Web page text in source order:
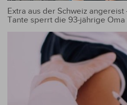
Extra aus der Schweiz
Tante sperrt die 93-jährige Oma